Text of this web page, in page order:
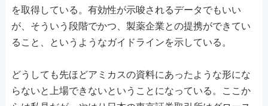
を取得している。有効性が示唆されるデータでもいい
が、そういう段階でかつ、製薬企業との提携ができてい
ること、というようなガイドラインを示している。
どうしても先ほどアミカスの資料にあったような形にな
らないと上場できないということになっている。ここか